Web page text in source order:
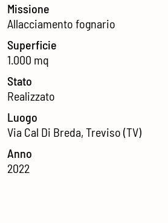
Missione
Allacciamento fognario
Superficie
1.000 mq
Stato
Realizzato
Luogo
Via Cal Di Breda, Treviso (TV)
Anno
2022